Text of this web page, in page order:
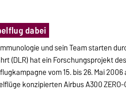
dabei
und sein Team starten
(DLR) hat ein Forschungsprojekt
vom 15. bis 26. Mai
konzipierten Airbus A300